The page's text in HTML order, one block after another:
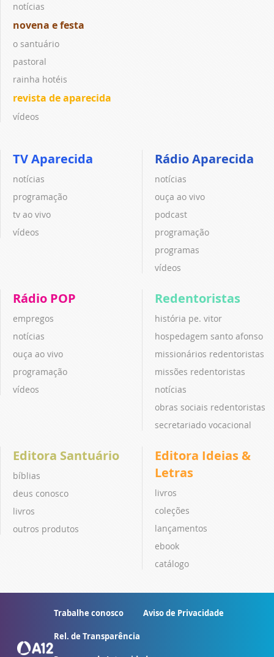
notícias
novena e festa
o santuário
pastoral
rainha hotéis
revista de aparecida
vídeos
TV Aparecida
notícias
programação
tv ao vivo
vídeos
Rádio Aparecida
notícias
ouça ao vivo
podcast
programação
programas
vídeos
Rádio POP
empregos
notícias
ouça ao vivo
programação
vídeos
Redentoristas
história pe. vitor
hospedagem santo afonso
missionários redentoristas
missões redentoristas
notícias
obras sociais redentoristas
secretariado vocacional
Editora Santuário
bíblias
deus conosco
livros
outros produtos
Editora Ideias &
Letras
livros
coleções
lançamentos
ebook
catálogo
Trabalhe conosco Aviso de Privacidade
Rel. de Transparência